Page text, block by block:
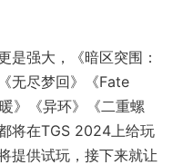
是强大，《暗区突围：
无尽梦回》《Fate
》《异环》《二重螺
将在TGS 2024上给玩
提供试玩，接下来就让